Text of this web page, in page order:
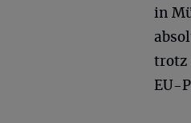
in
trotz
EU-